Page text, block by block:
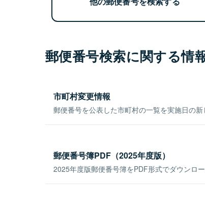
郵便番号検索に関する情
市町村変更情報
郵便番号を公表した市町村の一覧を実施日の新
郵便番号簿PDF（2025年度版）
2025年度版郵便番号簿をPDF形式でダウンロー